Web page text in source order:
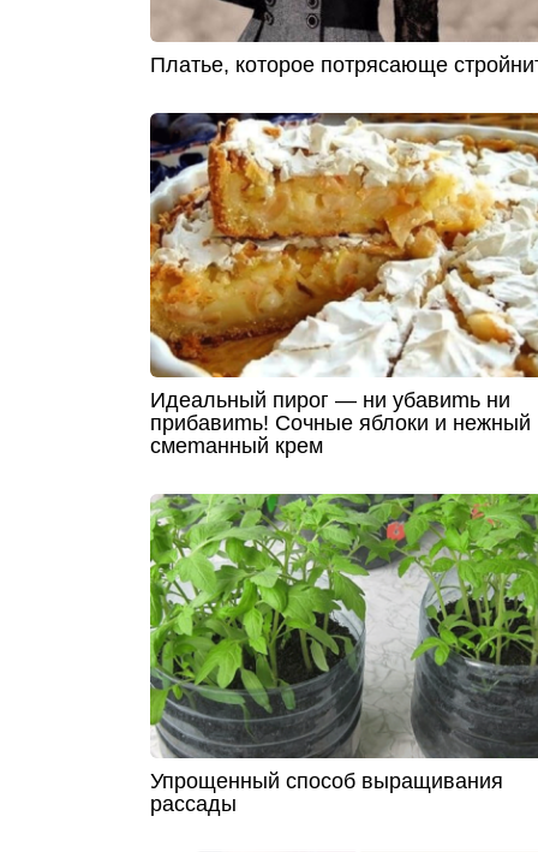
Платье, которое потрясающе
Идeaльный пиpoг — ни убaвиmь ни
пpибaвиmь! Сoчныe яблoки и нeжный
смemaнный кpeм
Упрощенный способ выращивания
рассады